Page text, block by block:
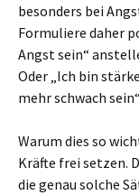
besonders bei
Formuliere daher
Angst sein“
Oder „Ich bin
mehr schwach
Warum dies so
Kräfte frei setzen.
die genau solche